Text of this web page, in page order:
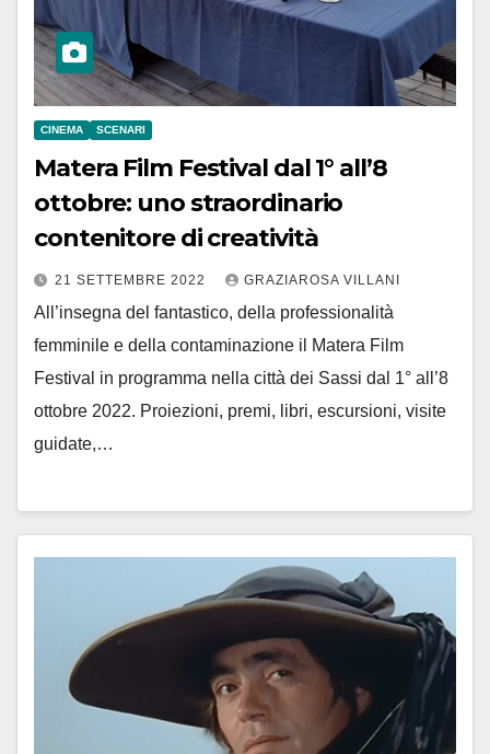
CINEMA SCENARI
Matera Film Festival dal 1° all’8
ottobre: uno straordinario
contenitore di creatività
21 SETTEMBRE 2022 GRAZIAROSA VILLANI
All’insegna del fantastico, della professionalità
femminile e della contaminazione il Matera Film
Festival in programma nella città dei Sassi dal 1° all’8
ottobre 2022. Proiezioni, premi, libri, escursioni, visite
guidate,…